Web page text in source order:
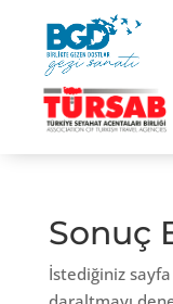
Sonuç
İstediğiniz sayfa